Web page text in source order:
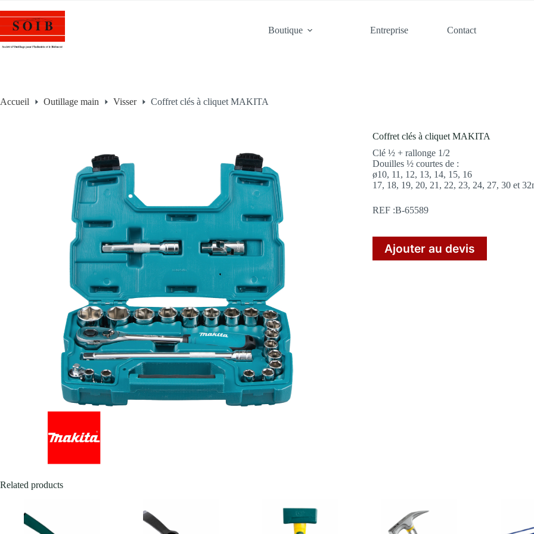
Boutique Entreprise Contact
Accueil Outillage main Visser Coffret clés à cliquet MAKITA
Coffret clés à cliquet MAKITA
Clé ½ + rallonge 1/2
Douilles ½ courtes de :
ø10, 11, 12, 13, 14, 15, 16
17, 18, 19, 20, 21, 22, 23, 24, 27, 30 et
REF :B-65589
Ajouter au devis
Related products